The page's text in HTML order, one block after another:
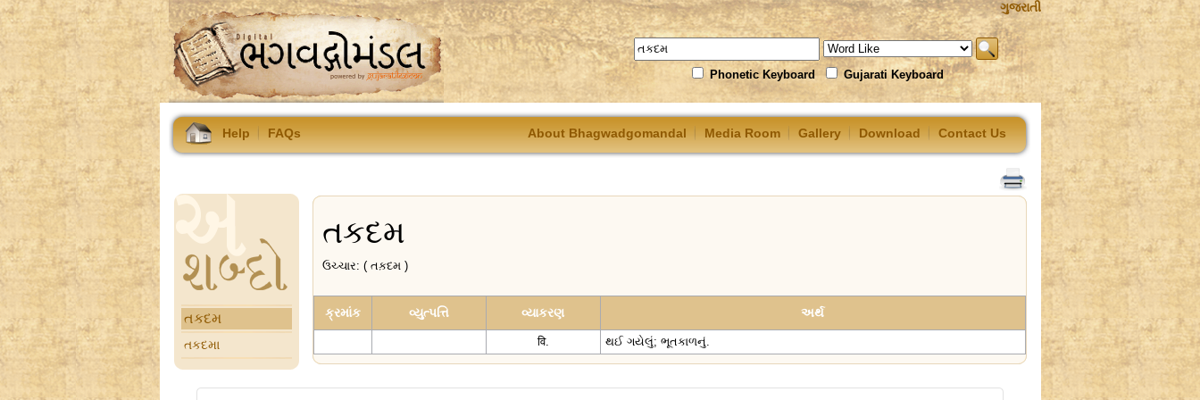
ગુજરાતી
Phonetic Keyboard Gujarati Keyboard
Help FAQs About Bhagwadgomandal Media Room Gallery Download Contact Us
તકદમ
તકદમા
તકદમ
ઉચ્ચાર: ( તક઼દમ )
ક્રમાંક વ્યુત્પત્તિ વ્યાકરણ અર્થ
वि. થઈ ગયેલું; ભૂતકાળનું.